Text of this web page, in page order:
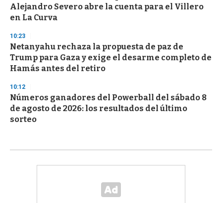
Alejandro Severo abre la cuenta para el Villero
en La Curva
10:23
Netanyahu rechaza la propuesta de paz de
Trump para Gaza y exige el desarme completo de
Hamás antes del retiro
10:12
Números ganadores del Powerball del sábado 8
de agosto de 2026: los resultados del último
sorteo